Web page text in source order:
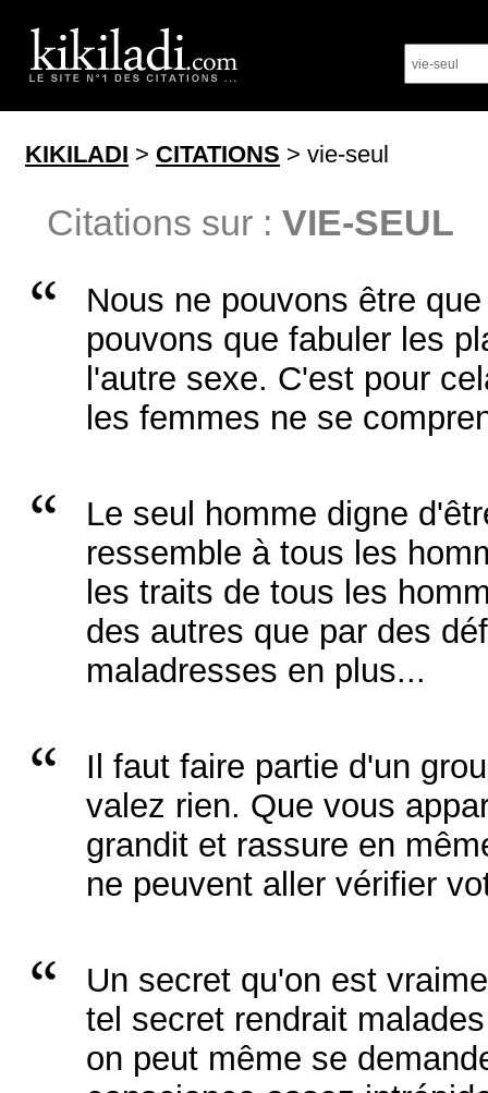
KIKILADI > CITATIONS > vie-seul
Citations sur : VIE-SEUL
Nous ne pouvons être
pouvons que fabuler les
l'autre sexe. C'est pour
les femmes ne se
Le seul homme digne
ressemble à tous les
les traits de tous les
des autres que par des
maladresses en plus...
Il faut faire partie d'un
valez rien. Que vous
grandit et rassure en
ne peuvent aller vérifier
Un secret qu'on est
tel secret rendrait
on peut même se